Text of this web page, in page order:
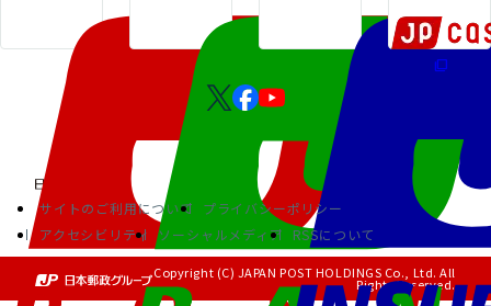
サイトのご利用について
プライバシーポリシー
アクセシビリティ
ソーシャルメディア RSSについて
Copyright (C) JAPAN POST HOLDINGS Co., Ltd. All
Rights Reserved.